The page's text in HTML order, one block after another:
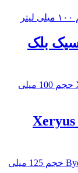
بلک
ادو تویلت مردانه ژیوانشی مدل Xeryus